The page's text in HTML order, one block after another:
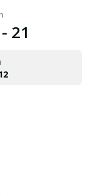
21